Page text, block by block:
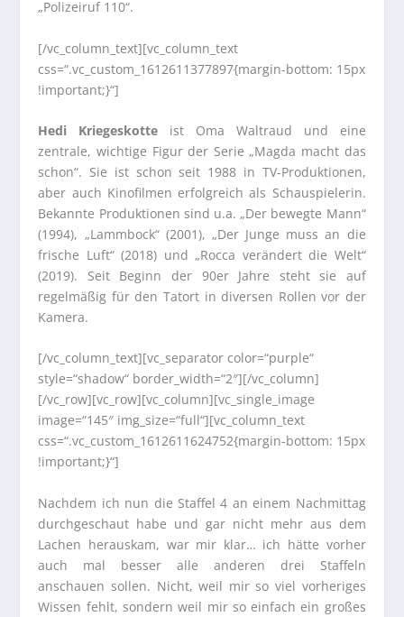
„Polizeiruf 110“.
[/vc_column_text][vc_column_text
css=“.vc_custom_1612611377897{margin-bottom: 15px
!important;}“]
Hedi Kriegeskotte ist Oma Waltraud und eine
zentrale, wichtige Figur der Serie „Magda macht das
schon“. Sie ist schon seit 1988 in TV-Produktionen,
aber auch Kinofilmen erfolgreich als Schauspielerin.
Bekannte Produktionen sind u.a. „Der bewegte Mann“
(1994), „Lammbock“ (2001), „Der Junge muss an die
frische Luft“ (2018) und „Rocca verändert die Welt“
(2019). Seit Beginn der 90er Jahre steht sie auf
regelmäßig für den Tatort in diversen Rollen vor der
Kamera.
[/vc_column_text][vc_separator color=“purple“
style=“shadow“ border_width=“2″][/vc_column]
[/vc_row][vc_row][vc_column][vc_single_image
image=“145″ img_size=“full“][vc_column_text
css=“.vc_custom_1612611624752{margin-bottom: 15px
!important;}“]
Nachdem ich nun die Staffel 4 an einem Nachmittag
durchgeschaut habe und gar nicht mehr aus dem
Lachen herauskam, war mir klar… ich hätte vorher
auch mal besser alle anderen drei Staffeln
anschauen sollen. Nicht, weil mir so viel vorheriges
Wissen fehlt, sondern weil mir so einfach ein großes